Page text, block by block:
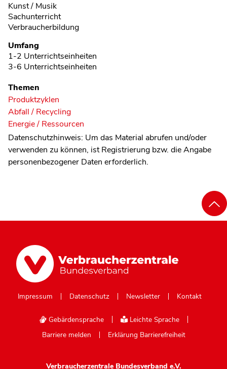
Kunst / Musik
Sachunterricht
Verbraucherbildung
Umfang
1-2 Unterrichtseinheiten
3-6 Unterrichtseinheiten
Themen
Produktzyklen
Abfall / Recycling
Energie / Ressourcen
Datenschutzhinweis: Um das Material abrufen und/oder
verwenden zu können, ist Registrierung bzw. die Angabe
personenbezogener Daten erforderlich.
Impressum Datenschutz Newsletter Kontakt
Gebärdensprache
Leichte Sprache
Barriere melden
Erklärung Barrierefreiheit
Verbraucherzentrale Bundesverband e.V.